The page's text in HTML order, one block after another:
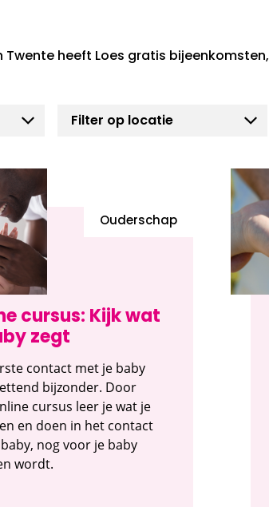
heeft Loes gratis bijeenkomsten,
cursus: Kijk wat
zegt
Ouderschap
contact met je baby
bijzonder. Door
cursus leer je wat je
en doen in het contact
nog voor je baby
wordt.